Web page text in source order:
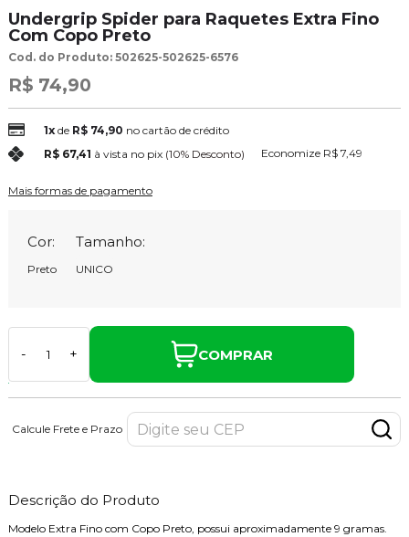
Undergrip Spider para Raquetes Extra Fino
Com Copo Preto
Cod. do Produto: 502625-502625-6576
R$ 74,90
1xde R$ 74,90 no cartão de crédito
R$ 67,41 à vista no pix (10% Desconto) Economize R$ 7,49
Mais formas de pagamento
Cor:
Preto
Tamanho:
UNICO
- + COMPRAR
Calcule Frete e Prazo
Descrição do Produto
Modelo Extra Fino com Copo Preto, possui aproximadamente 9 gramas.